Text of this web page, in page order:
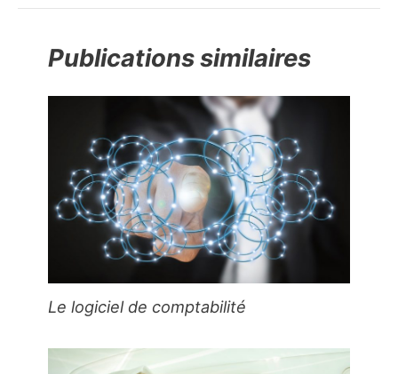
Publications similaires
Le logiciel de comptabilité